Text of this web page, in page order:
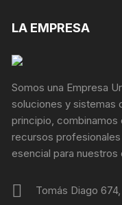
LA EMPRESA
Somos una Empresa
soluciones y sistemas
principio,
recursos
esencial para nuestros
Tomás Diago